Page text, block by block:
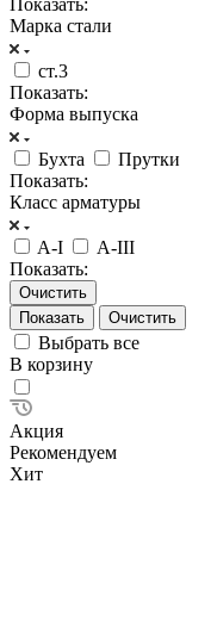
Показать:
Марка стали
ст.3
Показать:
Форма выпуска
Бухта
Прутки
Показать:
Класс арматуры
A-I
А-III
Показать:
Очистить
Очистить
Выбрать все
В корзину
Акция
Рекомендуем
Хит